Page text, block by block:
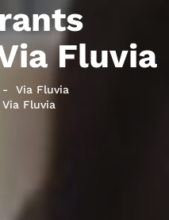
Fluvia
Via Fluvia
Fluvia